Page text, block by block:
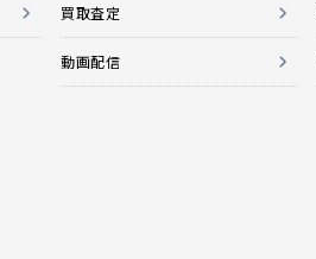
買取査定
動画配信